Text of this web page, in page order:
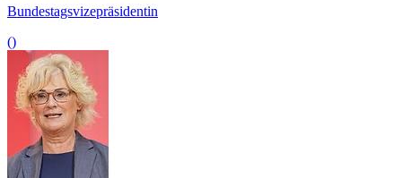
Bundestagsvizepräsidentin
()